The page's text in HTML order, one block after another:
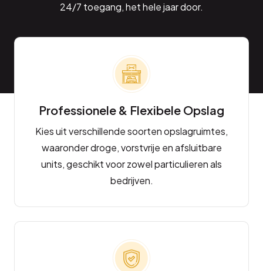
24/7 toegang, het hele jaar door.
Professionele & Flexibele Opslag
Kies uit verschillende soorten opslagruimtes,
waaronder droge, vorstvrije en afsluitbare
units, geschikt voor zowel particulieren als
bedrijven.